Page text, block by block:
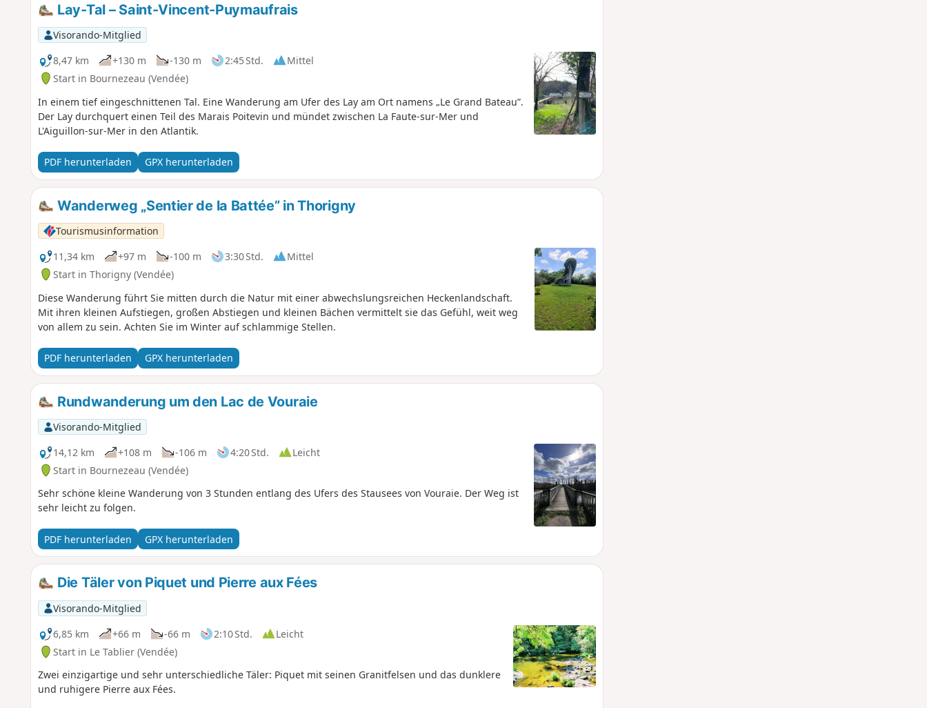
Lay-Tal – Saint-Vincent-Puymaufrais
Visorando-Mitglied
8,47 km
+130 m -130 m 2:45 Std.
Mittel
Start in Bournezeau (Vendée)
In einem tief eingeschnittenen Tal. Eine Wanderung am Ufer des Lay am Ort namens „Le Grand Bateau”.
Der Lay durchquert einen Teil des Marais Poitevin und mündet zwischen La Faute-sur-Mer und
L'Aiguillon-sur-Mer in den Atlantik.
PDF herunterladen GPX herunterladen
Wanderweg „Sentier de la Battée” in Thorigny
Tourismusinformation
11,34 km
+97 m -100 m 3:30 Std.
Mittel
Start in Thorigny (Vendée)
Diese Wanderung führt Sie mitten durch die Natur mit einer abwechslungsreichen Heckenlandschaft.
Mit ihren kleinen Aufstiegen, großen Abstiegen und kleinen Bächen vermittelt sie das Gefühl, weit weg
von allem zu sein. Achten Sie im Winter auf schlammige Stellen.
PDF herunterladen GPX herunterladen
Rundwanderung um den Lac de Vouraie
Visorando-Mitglied
14,12 km
+108 m -106 m 4:20 Std.
Leicht
Start in Bournezeau (Vendée)
Sehr schöne kleine Wanderung von 3 Stunden entlang des Ufers des Stausees von Vouraie. Der Weg ist
sehr leicht zu folgen.
PDF herunterladen GPX herunterladen
Die Täler von Piquet und Pierre aux Fées
Visorando-Mitglied
6,85 km
+66 m -66 m 2:10 Std.
Leicht
Start in Le Tablier (Vendée)
Zwei einzigartige und sehr unterschiedliche Täler: Piquet mit seinen Granitfelsen und das dunklere
und ruhigere Pierre aux Fées.